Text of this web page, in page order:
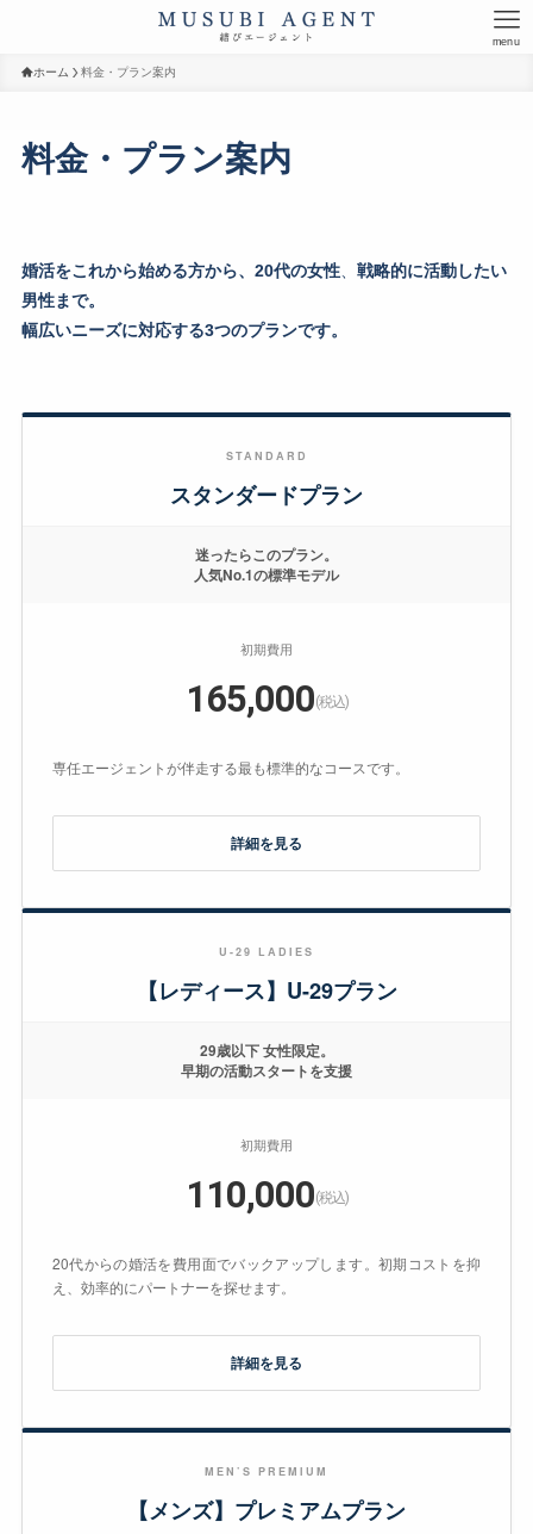
menu
ホーム 料金・プラン案内
料金・プラン案内
婚活をこれから始める方から、 20代の女性、 戦略的に活動したい
男性まで。
幅広いニーズに対応する3つのプランです。
STANDARD
スタンダードプラン
迷ったらこのプラン。
人気No.1の標準モデル
初期費用
165,000(税込)
専任エージェントが伴走する最も標準的なコースです。
詳細を見る
U-29 LADIES
【レディース】U-29プラン
29歳以下 女性限定。
早期の活動スタートを支援
初期費用
110,000(税込)
20代からの婚活を費用面でバックアップします。初期コストを抑
え、効率的にパートナーを探せます。
詳細を見る
MEN’S PREMIUM
【メンズ】プレミアムプラン